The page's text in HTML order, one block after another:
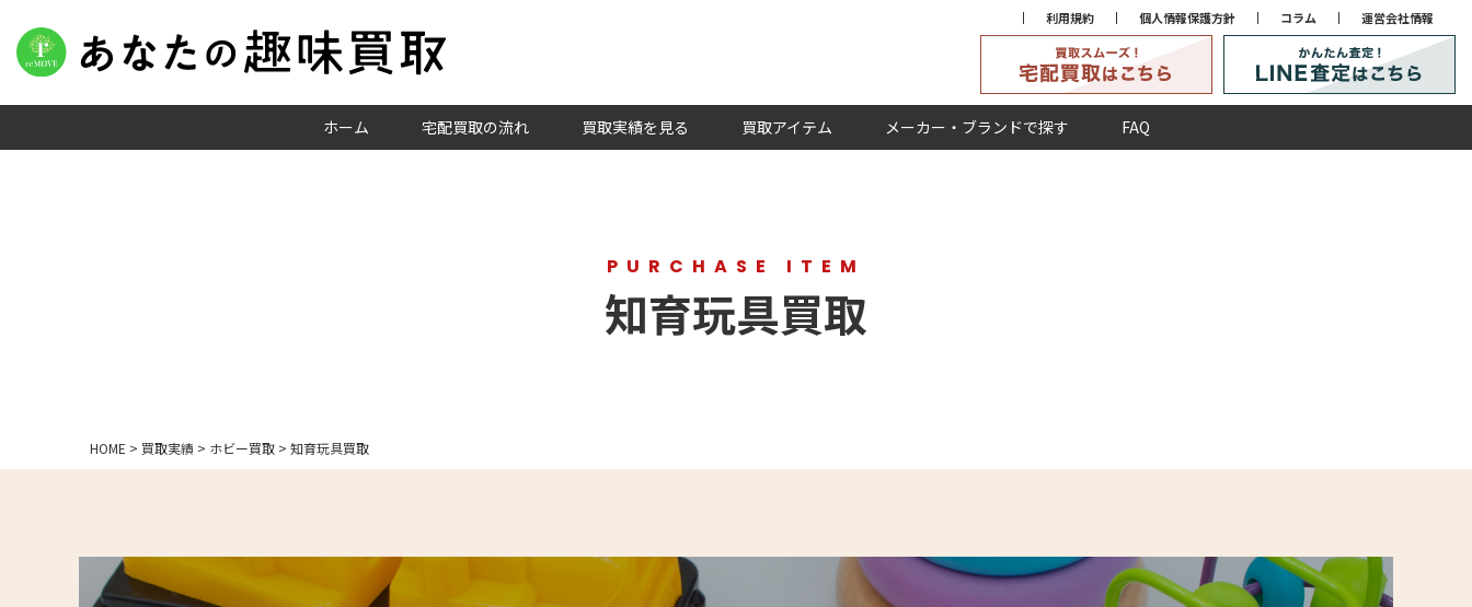
利用規約 個人情報保護方針 コラム 運営会社情報
ホーム 宅配買取の流れ 買取実績を見る 買取アイテム メーカー・ブランドで探す FAQ
PURCHASE ITEM
知育玩具買取
HOME > 買取実績 > ホビー買取 > 知育玩具買取